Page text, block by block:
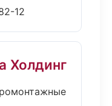
12
Холдинг